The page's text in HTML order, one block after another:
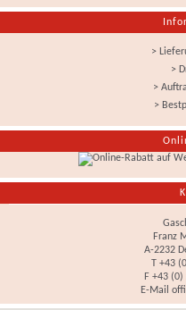
>
>
>
>
Franz
A-2232
T +43
F +43
E-Mail